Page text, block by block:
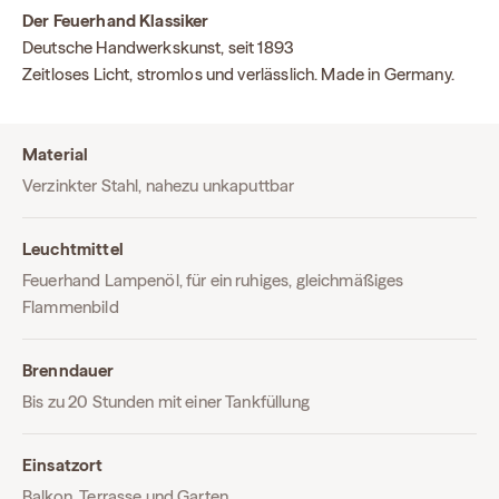
Der Feuerhand Klassiker
Deutsche Handwerkskunst, seit 1893
Zeitloses Licht, stromlos und verlässlich. Made in Germany.
Material
Verzinkter Stahl, nahezu unkaputtbar
Leuchtmittel
Feuerhand Lampenöl, für ein ruhiges, gleichmäßiges
Flammenbild
Brenndauer
Bis zu 20 Stunden mit einer Tankfüllung
Einsatzort